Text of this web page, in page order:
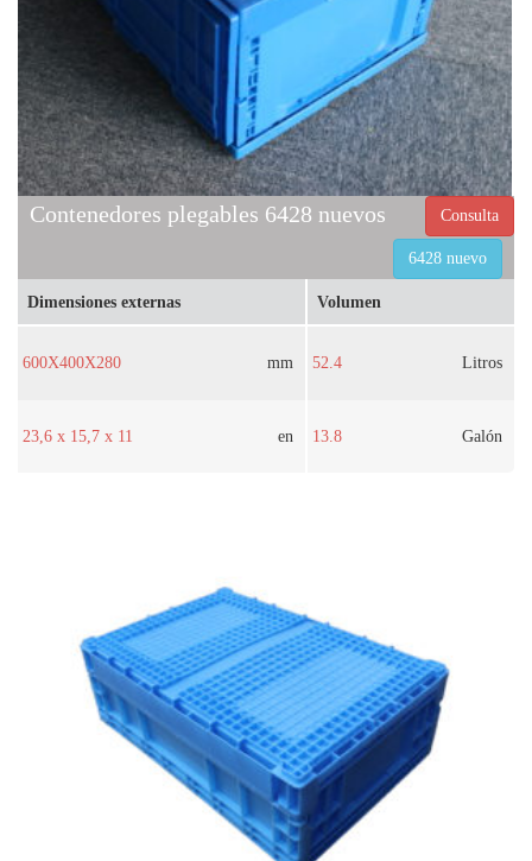
Contenedores plegables 6428 nuevos Consulta
6428 nuevo
Dimensiones externas
600X400X280 mm
23,6 x 15,7 x 11 en
Volumen
52.4 Litros
13.8 Galón